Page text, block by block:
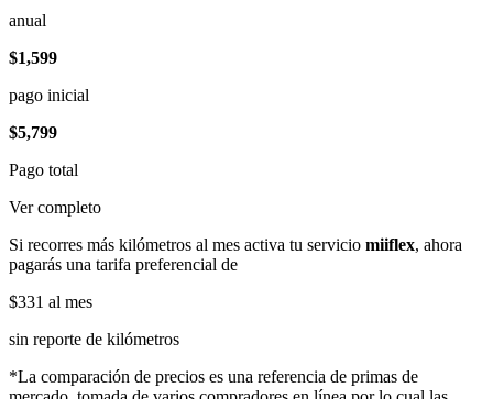
anual
$1,599
pago inicial
$5,799
Pago total
Ver completo
Si recorres más kilómetros al mes activa tu servicio miiflex, ahora
pagarás una tarifa preferencial de
$331 al mes
sin reporte de kilómetros
*La comparación de precios es una referencia de primas de